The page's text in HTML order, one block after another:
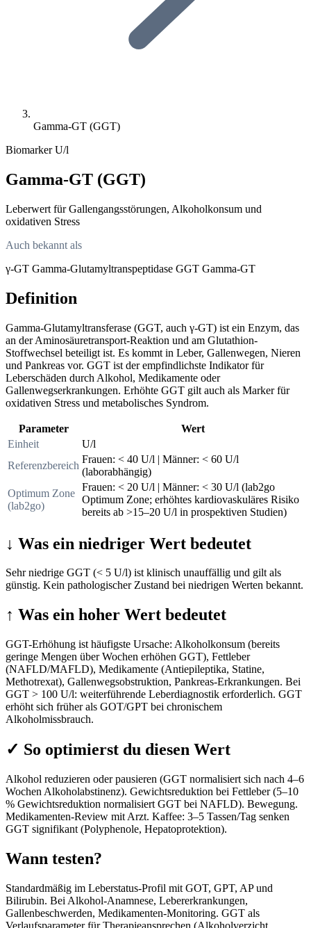
Gamma-GT (GGT)
BiomarkerU/l
Gamma-GT (GGT)
Leberwert für Gallengangsstörungen, Alkoholkonsum und
oxidativen Stress
Auch bekannt als
γ-GT Gamma-Glutamyltranspeptidase GGT Gamma-GT
Definition
Gamma-Glutamyltransferase (GGT, auch γ-GT) ist ein Enzym, das
an der Aminosäuretransport-Reaktion und am Glutathion-
Stoffwechsel beteiligt ist. Es kommt in Leber, Gallenwegen, Nieren
und Pankreas vor. GGT ist der empfindlichste Indikator für
Leberschäden durch Alkohol, Medikamente oder
Gallenwegserkrankungen. Erhöhte GGT gilt auch als Marker für
oxidativen Stress und metabolisches Syndrom.
Parameter
Wert
Einheit
U/l
Referenzbereich
Frauen: < 40 U/l | Männer: < 60 U/l
(laborabhängig)
Optimum Zone
(lab2go)
Frauen: < 20 U/l | Männer: < 30 U/l (lab2go
Optimum Zone; erhöhtes kardiovaskuläres Risiko
bereits ab >15–20 U/l in prospektiven Studien)
↓ Was ein niedriger Wert bedeutet
Sehr niedrige GGT (< 5 U/l) ist klinisch unauffällig und gilt als
günstig. Kein pathologischer Zustand bei niedrigen Werten bekannt.
↑ Was ein hoher Wert bedeutet
GGT-Erhöhung ist häufigste Ursache: Alkoholkonsum (bereits
geringe Mengen über Wochen erhöhen GGT), Fettleber
(NAFLD/MAFLD), Medikamente (Antiepileptika, Statine,
Methotrexat), Gallenwegsobstruktion, Pankreas-Erkrankungen. Bei
GGT > 100 U/l: weiterführende Leberdiagnostik erforderlich. GGT
erhöht sich früher als GOT/GPT bei chronischem
Alkoholmissbrauch.
✓ So optimierst du diesen Wert
Alkohol reduzieren oder pausieren (GGT normalisiert sich nach 4–6
Wochen Alkoholabstinenz). Gewichtsreduktion bei Fettleber (5–10
% Gewichtsreduktion normalisiert GGT bei NAFLD). Bewegung.
Medikamenten-Review mit Arzt. Kaffee: 3–5 Tassen/Tag senken
GGT signifikant (Polyphenole, Hepatoprotektion).
Wann testen?
Standardmäßig im Leberstatus-Profil mit GOT, GPT, AP und
Bilirubin. Bei Alkohol-Anamnese, Lebererkrankungen,
Gallenbeschwerden, Medikamenten-Monitoring. GGT als
Verlaufsparameter für Therapieansprechen (Alkoholverzicht,